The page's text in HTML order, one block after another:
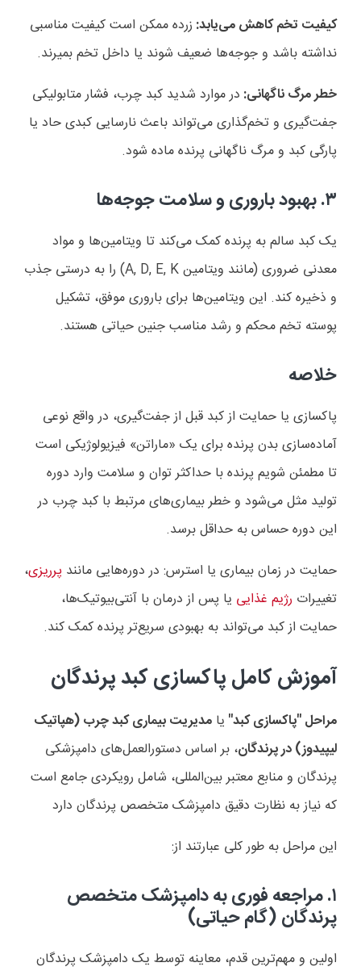
کیفیت تخم کاهش می‌یابد: زرده ممکن است کیفیت مناسبی
نداشته باشد و جوجه‌ها ضعیف شوند یا داخل تخم بمیرند.
خطر مرگ ناگهانی: در موارد شدید کبد چرب، فشار متابولیکی
جفت‌گیری و تخم‌گذاری می‌تواند باعث نارسایی کبدی حاد یا
پارگی کبد و مرگ ناگهانی پرنده ماده شود.
۳. بهبود باروری و سلامت جوجه‌ها
یک کبد سالم به پرنده کمک می‌کند تا ویتامین‌ها و مواد
معدنی ضروری (مانند ویتامین A, D, E, K) را به درستی جذب
و ذخیره کند. این ویتامین‌ها برای باروری موفق، تشکیل
پوسته تخم محکم و رشد مناسب جنین حیاتی هستند.
خلاصه
پاکسازی یا حمایت از کبد قبل از جفت‌گیری، در واقع نوعی
آماده‌سازی بدن پرنده برای یک «ماراتن» فیزیولوژیکی است
تا مطمئن شویم پرنده با حداکثر توان و سلامت وارد دوره
تولید مثل می‌شود و خطر بیماری‌های مرتبط با کبد چرب در
این دوره حساس به حداقل برسد.
حمایت در زمان بیماری یا استرس: در دوره‌هایی مانند پرریزی،
تغییرات رژیم غذایی یا پس از درمان با آنتی‌بیوتیک‌ها،
حمایت از کبد می‌تواند به بهبودی سریع‌تر پرنده کمک کند.
آموزش کامل پاکسازی کبد پرندگان
مراحل "پاکسازی کبد" یا مدیریت بیماری کبد چرب (هپاتیک
لیپیدوز) در پرندگان، بر اساس دستورالعمل‌های دامپزشکی
پرندگان و منابع معتبر بین‌المللی، شامل رویکردی جامع است
که نیاز به نظارت دقیق دامپزشک متخصص پرندگان دارد
این مراحل به طور کلی عبارتند از:
۱. مراجعه فوری به دامپزشک متخصص
پرندگان (گام حیاتی)
اولین و مهم‌ترین قدم، معاینه توسط یک دامپزشک پرندگان